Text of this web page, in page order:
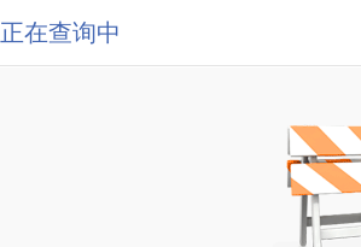
正在查询中